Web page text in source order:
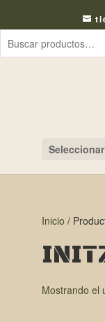
Inicio /
Mostrando el